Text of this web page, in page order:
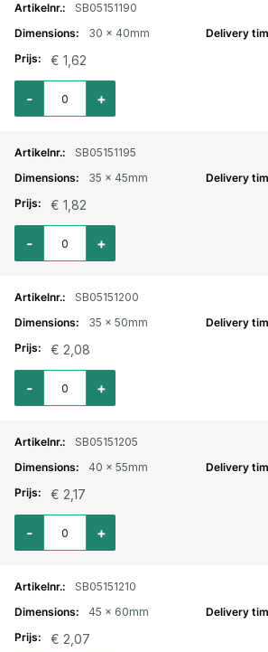
SB05151190
30 x 40mm
€ 1,62
Aantal voor Wormschroefslangklem Hi-Grip
+
-
SB05151195
35 x 45mm
€ 1,82
Aantal voor Wormschroefslangklem Hi-Grip
+
-
SB05151200
35 x 50mm
€ 2,08
Aantal voor Wormschroefslangklem Hi-Grip
+
-
SB05151205
40 x 55mm
€ 2,17
Aantal voor Wormschroefslangklem Hi-Grip
+
-
SB05151210
45 x 60mm
€ 2,07